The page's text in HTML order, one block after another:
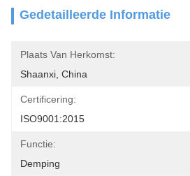
Gedetailleerde Informatie
Plaats Van Herkomst:
Shaanxi, China
Certificering:
ISO9001:2015
Functie:
Demping